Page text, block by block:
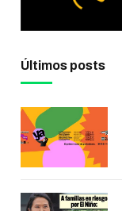
Últimos posts